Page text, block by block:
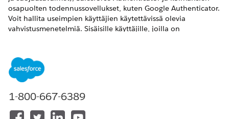
osapuolten todennussovellukset, kuten Google Authenticator.
Voit hallita useimpien käyttäjien käytettävissä olevia
vahvistusmenetelmiä. Sisäisille käyttäjille, joilla on
vastaisen MFA-vaatimuksen.
RATKAISIKO TÄMÄ ARTIKKELI ONGELMASI?
Anna palautetta, jotta voimme kehittyä!
1-800-667-6389